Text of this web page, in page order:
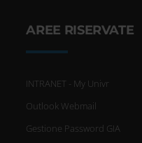
AREE RISERVATE
INTRANET - My Univr
Outlook Webmail
Gestione Password GIA